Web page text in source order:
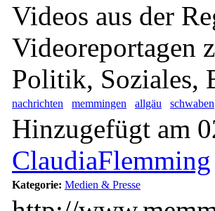
Videos aus der
Videoreportagen
Politik, Soziales,
nachrichten memmingen allgäu schwaben
Hinzugefügt am
ClaudiaFlemming
Kategorie: Medien & Presse